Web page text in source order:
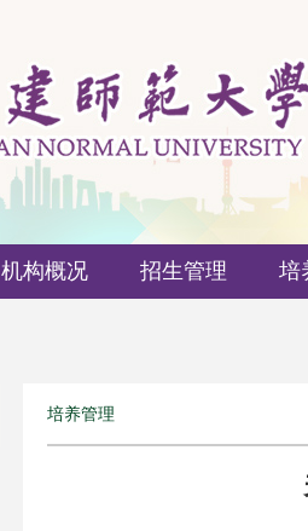
机构概况 招生管理 培
培养管理